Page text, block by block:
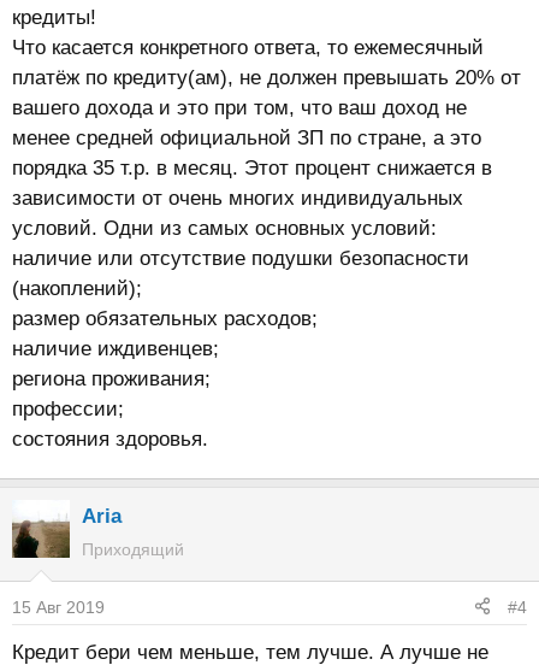
кредиты!
Что касается конкретного ответа, то ежемесячный
платёж по кредиту(ам), не должен превышать 20% от
вашего дохода и это при том, что ваш доход не
менее средней официальной ЗП по стране, а это
порядка 35 т.р. в месяц. Этот процент снижается в
зависимости от очень многих индивидуальных
условий. Одни из самых основных условий:
наличие или отсутствие подушки безопасности
(накоплений);
размер обязательных расходов;
наличие иждивенцев;
региона проживания;
профессии;
состояния здоровья.
Aria
Приходящий
15 Авг 2019 #4
Кредит бери чем меньше, тем лучше. А лучше не